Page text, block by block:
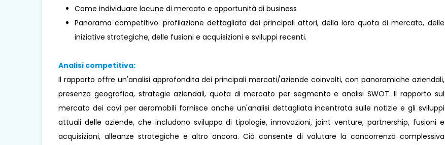
Come individuare lacune di mercato e opportunità di business
Panorama competitivo: profilazione dettagliata dei principali attori, della loro quota di mercato, delle
iniziative strategiche, delle fusioni e acquisizioni e sviluppi recenti.
Analisi competitiva:
Il rapporto offre un'analisi approfondita dei principali mercati/aziende coinvolti, con panoramiche aziendali,
presenza geografica, strategie aziendali, quota di mercato per segmento e analisi SWOT. Il rapporto sul
mercato dei cavi per aeromobili fornisce anche un'analisi dettagliata incentrata sulle notizie e gli sviluppi
attuali delle aziende, che includono sviluppo di tipologie, innovazioni, joint venture, partnership, fusioni e
acquisizioni, alleanze strategiche e altro ancora. Ciò consente di valutare la concorrenza complessiva